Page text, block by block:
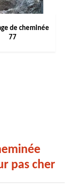
de cheminée
77
pas cher